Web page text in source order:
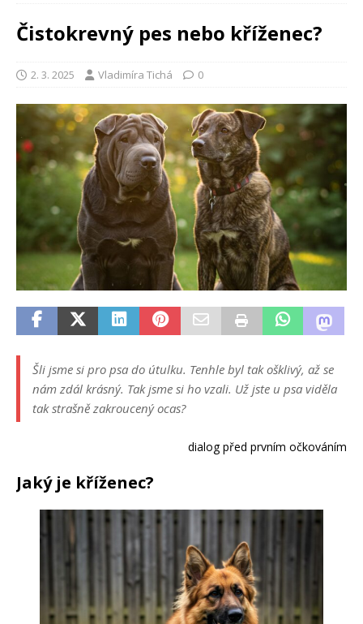
Čistokrevný pes nebo kříženec?
2. 3. 2025 Vladimíra Tichá 0
Šli jsme si pro psa do útulku. Tenhle byl tak ošklivý, až se
nám zdál krásný. Tak jsme si ho vzali. Už jste u psa viděla
tak strašně zakroucený ocas?
dialog před prvním očkováním
Jaký je kříženec?